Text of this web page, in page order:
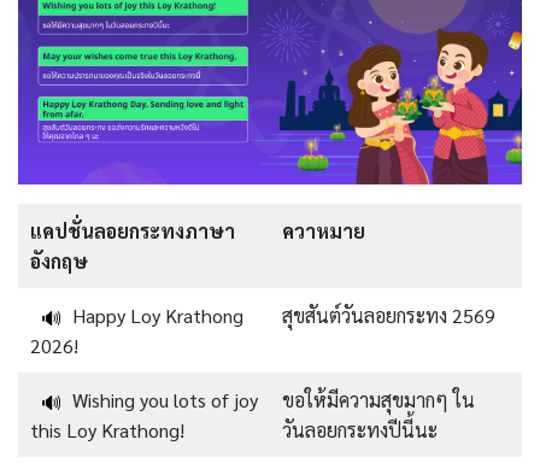
แคปชั่นลอยกระทงภาษา
อังกฤษ
ควาหมาย
🔊 Happy Loy Krathong
2026!
สุขสันต์วันลอยกระทง 2569
🔊 Wishing you lots of joy
this Loy Krathong!
ขอให้มีความสุขมากๆ ใน
วันลอยกระทงปีนี้นะ